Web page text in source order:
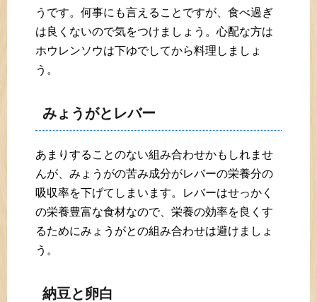
うです。何事にも言えることですが、食べ過ぎ
は良くないので気をつけましょう。心配な方は
ホウレンソウは下ゆでしてから料理しましょ
う。
みょうがとレバー
あまりすることのない組み合わせかもしれませ
んが、みょうがの苦み成分がレバーの栄養分の
吸収率を下げてしまいます。レバーはせっかく
の栄養豊富な食材なので、栄養の効率を良くす
るためにみょうがとの組み合わせは避けましょ
う。
納豆と卵白